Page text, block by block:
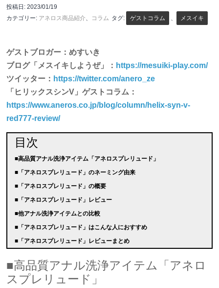
投稿日:2023/01/19
カテゴリー: アネロス商品紹介、 コラム タグ: ゲストコラム 、 メスイキ
ゲストブロガー：めすいき
ブログ「メスイキしようぜ」： https://mesuiki-play.com/
ツイッター： https://twitter.com/anero_ze
「ヒリックスシンV」ゲストコラム：
https://www.aneros.co.jp/blog/column/helix-syn-v-
red777-review/
目次
■高品質アナル洗浄アイテム「アネロスプレリュード」
■「アネロスプレリュード」のネーミング由来
■「アネロスプレリュード」の概要
■「アネロスプレリュード」レビュー
■他アナル洗浄アイテムとの比較
■「アネロスプレリュード」はこんな人におすすめ
■「アネロスプレリュード」レビューまとめ
■高品質アナル洗浄アイテム「アネロ
スプレリュード」